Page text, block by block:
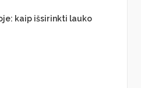
kaip išsirinkti lauko